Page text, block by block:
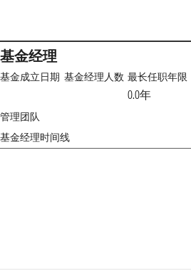
基金经理
基金成立日期 基金经理人数 最长任职年限
0.0年
管理团队
基金经理时间线